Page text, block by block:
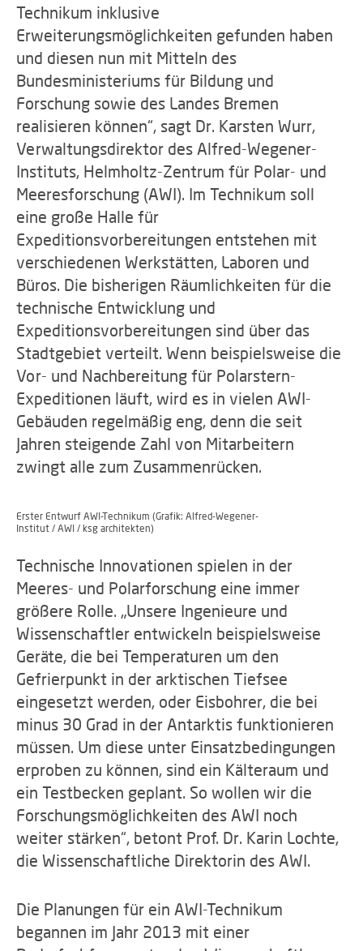
Technikum inklusive
Erweiterungsmöglichkeiten gefunden haben
und diesen nun mit Mitteln des
Bundesministeriums für Bildung und
Forschung sowie des Landes Bremen
realisieren können“, sagt Dr. Karsten Wurr,
Verwaltungsdirektor des Alfred-Wegener-
Instituts, Helmholtz-Zentrum für Polar- und
Meeresforschung (AWI). Im Technikum soll
eine große Halle für
Expeditionsvorbereitungen entstehen mit
verschiedenen Werkstätten, Laboren und
Büros. Die bisherigen Räumlichkeiten für die
technische Entwicklung und
Expeditionsvorbereitungen sind über das
Stadtgebiet verteilt. Wenn beispielsweise die
Vor- und Nachbereitung für Polarstern-
Expeditionen läuft, wird es in vielen AWI-
Gebäuden regelmäßig eng, denn die seit
Jahren steigende Zahl von Mitarbeitern
zwingt alle zum Zusammenrücken.
Erster Entwurf AWI-Technikum (Grafik: Alfred-Wegener-
Institut / AWI / ksg architekten)
Technische Innovationen spielen in der
Meeres- und Polarforschung eine immer
größere Rolle. „Unsere Ingenieure und
Wissenschaftler entwickeln beispielsweise
Geräte, die bei Temperaturen um den
Gefrierpunkt in der arktischen Tiefsee
eingesetzt werden, oder Eisbohrer, die bei
minus 30 Grad in der Antarktis funktionieren
müssen. Um diese unter Einsatzbedingungen
erproben zu können, sind ein Kälteraum und
ein Testbecken geplant. So wollen wir die
Forschungsmöglichkeiten des AWI noch
weiter stärken“, betont Prof. Dr. Karin Lochte,
die Wissenschaftliche Direktorin des AWI.
Die Planungen für ein AWI-Technikum
begannen im Jahr 2013 mit einer